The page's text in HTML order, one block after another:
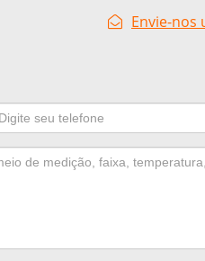
Envie-nos